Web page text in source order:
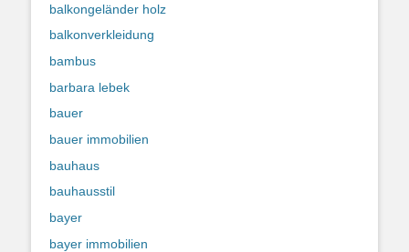
balkongeländer holz
balkonverkleidung
bambus
barbara lebek
bauer
bauer immobilien
bauhaus
bauhausstil
bayer
bayer immobilien